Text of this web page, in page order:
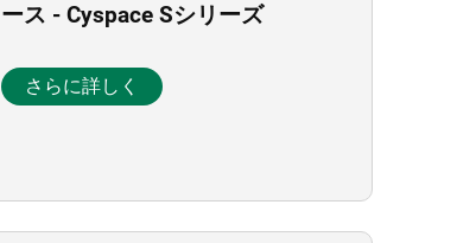
ース - Cyspace Sシリーズ
さらに詳しく